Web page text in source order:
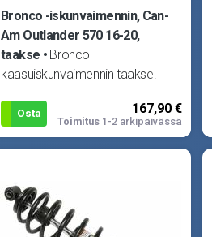
Bronco -iskunvaimennin, Can-
Am Outlander 570 16-20,
taakse
Bronco
kaasuiskunvaimennin taakse.
20, Outlander 450 6X6 19-20,
Osta 167,90 €
Toimitus 1-2 arkipäivässä